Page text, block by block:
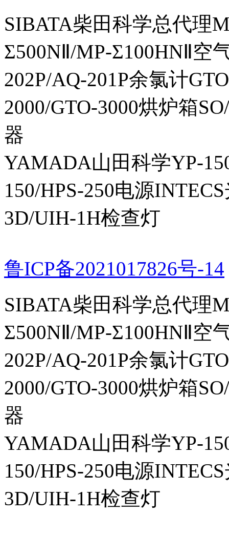
SIBATA柴田科学总代理
Σ500NⅡ/MP-Σ100HNⅡ空
202P/AQ-201P余氯计
2000/GTO-3000烘炉箱
器
YAMADA山田科学YP-
150/HPS-250电源
3D/UIH-1H检查灯
鲁ICP备2021017826号-14
SIBATA柴田科学总代理
Σ500NⅡ/MP-Σ100HNⅡ空
202P/AQ-201P余氯计
2000/GTO-3000烘炉箱
器
YAMADA山田科学YP-
150/HPS-250电源
3D/UIH-1H检查灯